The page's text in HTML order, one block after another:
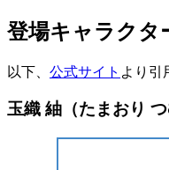
登場キャラクタ
以下、 公式サイト より引
玉織 紬（たまおり つ